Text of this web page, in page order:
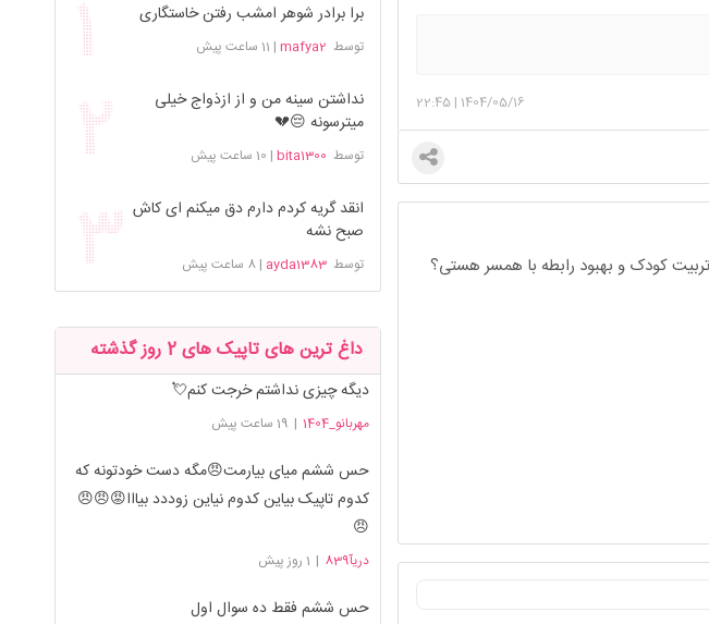
1404/05/16
|
22:45
تربیت کودک و بهبود رابطه با همسر هستی؟
برا برادر شوهر امشب رفتن خاستگاری
توسط mafya2
| 11 ساعت پیش
نداشتن سینه من و از ازذواج خیلی
میترسونه 😔💔
توسط bita1300
| 10 ساعت پیش
انقد گریه کردم دارم دق میکنم ای کاش
صبح نشه
توسطayda1383
|8 ساعت پیش
داغ ترین های تاپیک های 2 روز گذشته
دیگه چیزی نداشتم خرجت کنم💘
مهربانو_1404 | 19 ساعت پیش
حس ششم میای بیارمت😠مگه دست خودتونه که
کدوم تاپیک بیاین کدوم نیاین زوددد بیااا😡😠😠
😠
دریآ839 | 1 روز پیش
حس ششم فقط ده سوال اول